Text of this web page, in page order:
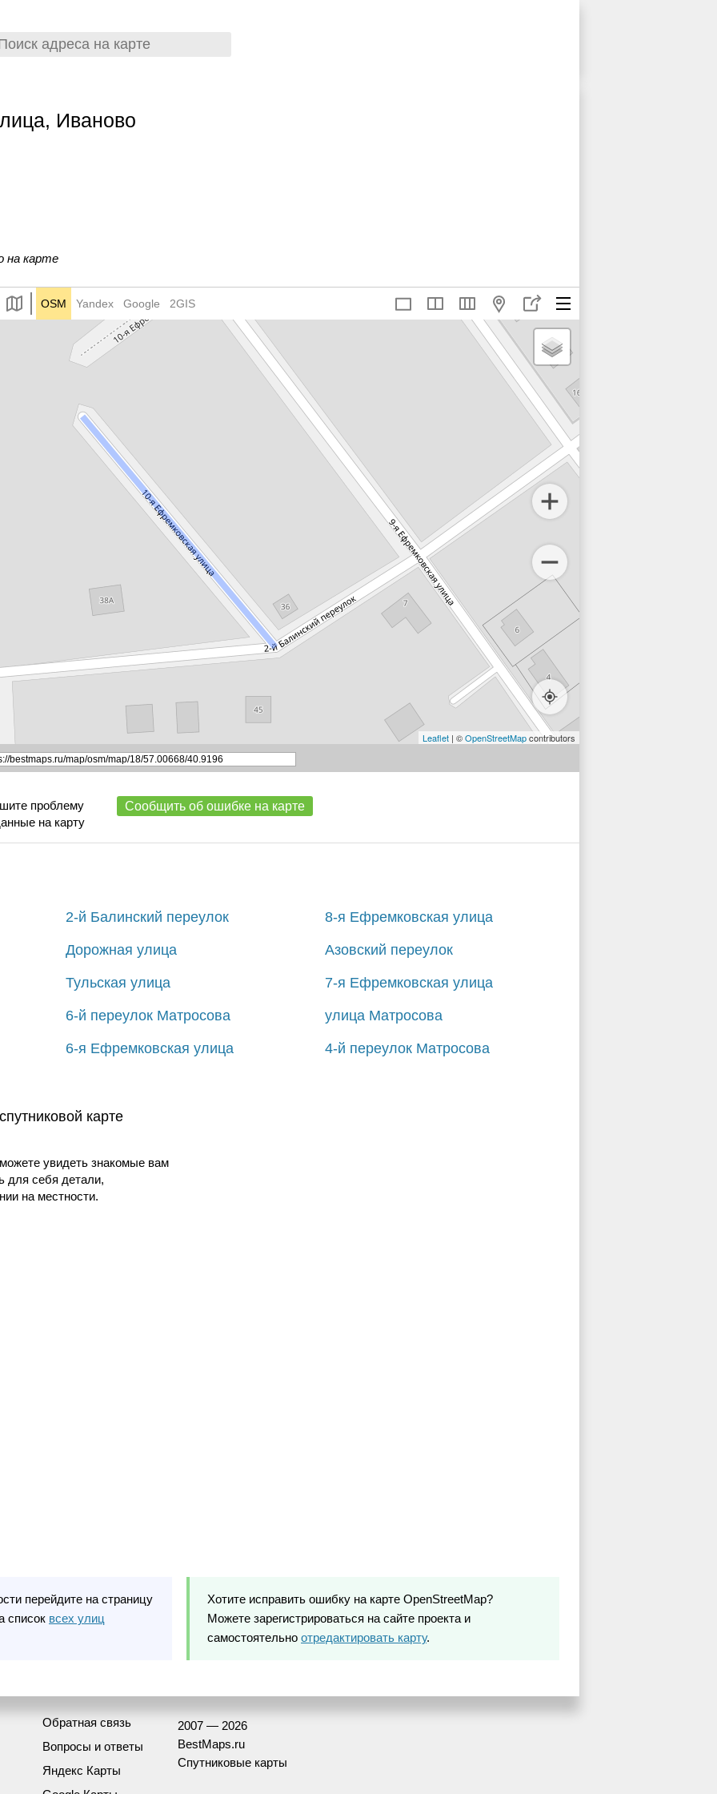
Иваново
на карте
OSM Yandex Google 2GIS
Leaflet | ©OpenStreetMapcontributors
проблему
на карту
Сообщить об ошибке на карте
2-й Балинский переулок 8-я Ефремковская улица
Дорожная улица Азовский переулок
Тульская улица 7-я Ефремковская улица
6-й переулок Матросова улица Матросова
6-я Ефремковская улица 4-й переулок Матросова
карте
увидеть знакомые вам
для себя детали,
на местности.
перейдите на страницу
список всех улиц
Хотите исправить ошибку на карте OpenStreetMap?
Можете зарегистрироваться на сайте проекта и
самостоятельно отредактировать карту.
Обратная связь
Вопросы и ответы
Яндекс Карты
2007 — 2026
BestMaps.ru
Спутниковые карты